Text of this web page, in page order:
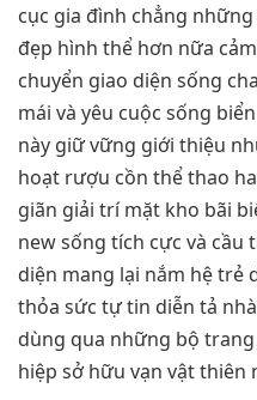
cục gia đình chẳng
đẹp hình thể hơn nữa
chuyển giao diện sống
mái và yêu cuộc sống
này giữ vững giới thiệu
hoạt rượu cồn thể thao
giãn giải trí mặt kho bãi
new sống tích cực và cầu
diện mang lại nắm hệ trẻ
thỏa sức tự tin diễn tả
dùng qua những bộ
hiệp sở hữu vạn vật thiên